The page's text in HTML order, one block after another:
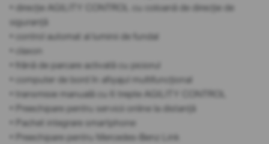
• direcție AGILITY CONTROL cu coloană de direcție de
siguranță
• control automat al luminii de fundal
• claxon
• frână de parcare activată cu piciorul
• computer de bord în afișajul multifuncțional
• transmisie manuală cu 6 trepte AGILITY CONTROL
• Preechipare pentru servicii online la distanță
• Pachet integrare smartphone
• Preechipare pentru Mercedes-Benz Link